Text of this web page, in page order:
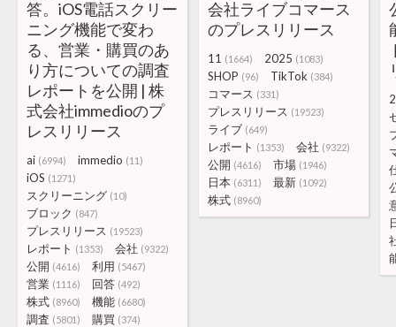
答。iOS電話スクリー
ニング機能で変わ
る、営業・購買のあ
り方についての調査
レポートを公開 | 株
式会社immedioのプ
レスリリース
ai (6994) immedio (11)
iOS (1271)
スクリーニング (10)
ブロック (847)
プレスリリース (19523)
レポート (1353) 会社 (9322)
公開 (4616) 利用 (5467)
営業 (1116) 回答 (492)
株式 (8960) 機能 (6680)
調査 (5801) 購買 (374)
会社ライブコマース
のプレスリリース
11 (1664) 2025 (1083)
SHOP (96) TikTok (384)
コマース (331)
プレスリリース (19523)
ライブ (649)
レポート (1353) 会社 (9322)
公開 (4616) 市場 (1946)
日本 (6311) 最新 (1092)
株式 (8960)